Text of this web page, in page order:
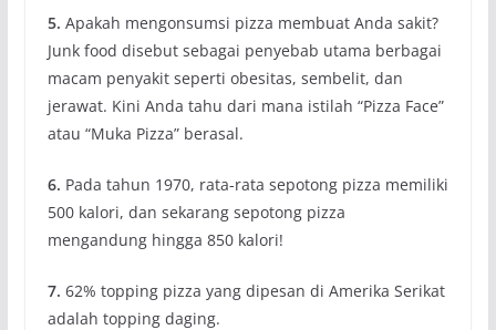
5. Apakah mengonsumsi pizza membuat Anda sakit?
Junk food disebut sebagai penyebab utama berbagai
macam penyakit seperti obesitas, sembelit, dan
jerawat. Kini Anda tahu dari mana istilah “Pizza Face”
atau “Muka Pizza” berasal.
6. Pada tahun 1970, rata-rata sepotong pizza memiliki
500 kalori, dan sekarang sepotong pizza
mengandung hingga 850 kalori!
7. 62% topping pizza yang dipesan di Amerika Serikat
adalah topping daging.